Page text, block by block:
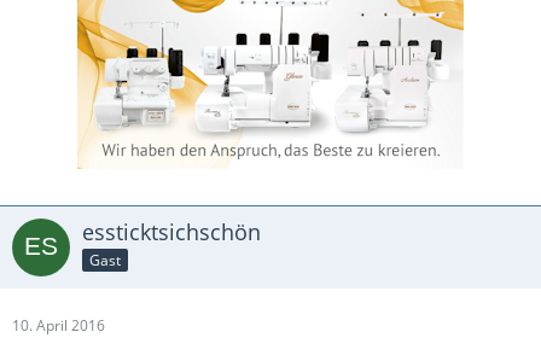
essticktsichschön
Gast
10. April 2016